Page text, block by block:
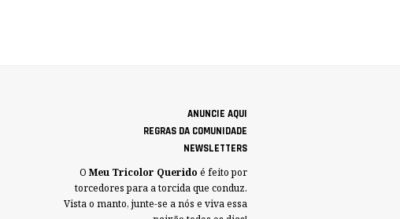
ANUNCIE AQUI
REGRAS DA COMUNIDADE
NEWSLETTERS
O Meu Tricolor Querido é feito por
torcedores para a torcida que conduz.
Vista o manto, junte-se a nós e viva essa